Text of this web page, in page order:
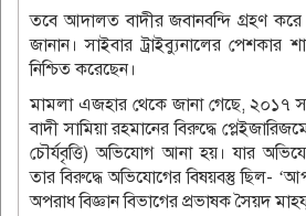
তবে আদালত বাদীর জবানবন্দি গ্রহণ
জানান। সাইবার ট্রাইব্যুনালের পেশকার
নিশ্চিত করেছেন।
মামলা এজহার থেকে জানা গেছে, ২০১৭
বাদী সামিয়া রহমানের বিরুদ্ধে
চৌর্যবৃত্তি) অভিযোগ আনা হয়। যার
তার বিরুদ্ধে অভিযোগের বিষয়বস্তু ছিল-
অপরাধ বিজ্ঞান বিভাগের প্রভাষক সৈয়দ